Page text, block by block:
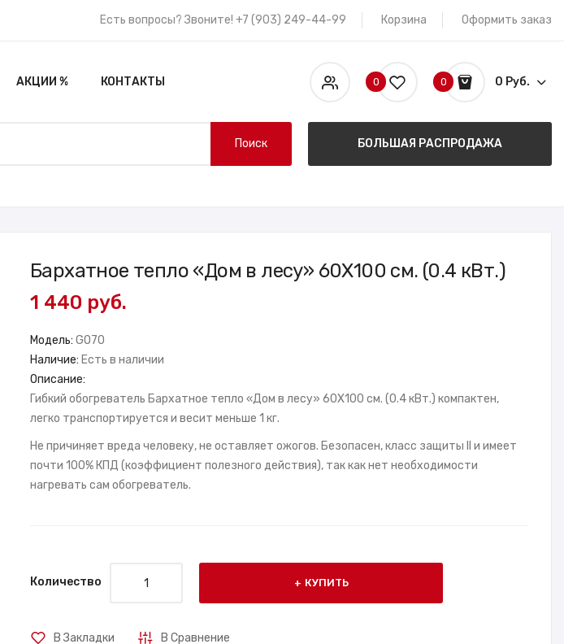
Есть вопросы? Звоните! +7 (903) 249-44-99 Корзина Оформить заказ
АКЦИИ % КОНТАКТЫ 0 0 0 Руб.
Поиск БОЛЬШАЯ РАСПРОДАЖА
Бархатное тепло «Дом в лесу» 60X100 см. (0.4 кВт.)
1 440 руб.
Модель: GO70
Наличие: Есть в наличии
Описание:
Гибкий обогреватель Бархатное тепло «Дом в лесу» 60X100 см. (0.4 кВт.) компактен,
легко транспортируется и весит меньше 1 кг.
Не причиняет вреда человеку, не оставляет ожогов. Безопасен, класс защиты II и имеет
почти 100% КПД (коэффициент полезного действия), так как нет необходимости
нагревать сам обогреватель.
Количество КУПИТЬ
В Закладки В Сравнение